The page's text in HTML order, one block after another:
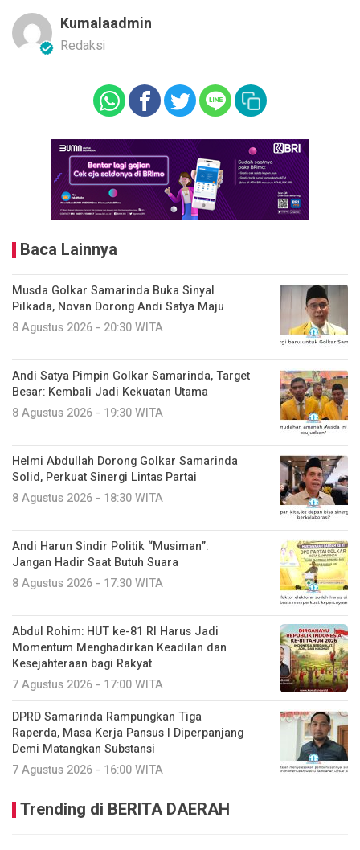
Kumalaadmin
Redaksi
Baca Lainnya
Musda Golkar Samarinda Buka Sinyal
Pilkada, Novan Dorong Andi Satya Maju
8 Agustus 2026 - 20:30 WITA
Andi Satya Pimpin Golkar Samarinda, Target
Besar: Kembali Jadi Kekuatan Utama
8 Agustus 2026 - 19:30 WITA
Helmi Abdullah Dorong Golkar Samarinda
Solid, Perkuat Sinergi Lintas Partai
8 Agustus 2026 - 18:30 WITA
Andi Harun Sindir Politik “Musiman”:
Jangan Hadir Saat Butuh Suara
8 Agustus 2026 - 17:30 WITA
Abdul Rohim: HUT ke-81 RI Harus Jadi
Momentum Menghadirkan Keadilan dan
Kesejahteraan bagi Rakyat
7 Agustus 2026 - 17:00 WITA
DPRD Samarinda Rampungkan Tiga
Raperda, Masa Kerja Pansus I Diperpanjang
Demi Matangkan Substansi
7 Agustus 2026 - 16:00 WITA
Trending di BERITA DAERAH